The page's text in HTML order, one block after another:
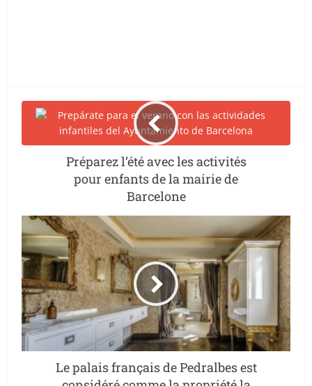
Préparez l’été avec les activités
pour enfants de la mairie de
Barcelone
Le palais français de Pedralbes est